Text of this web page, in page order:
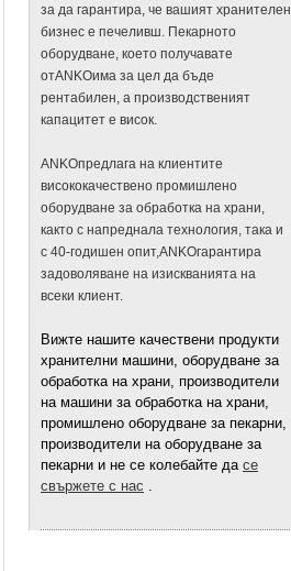
фалафел
Машина и оборудване за
пръчици за хляб с пълнеж
Машина и оборудване за
пълнени бисквитки
Машина и оборудване за топки
Машини и оборудване за
примамки за риба
Машина и оборудване за
Машина и оборудване Flaky
Машина и оборудване за
Машина и оборудване за
Машина и оборудване за
пържени топки за шишчета
Машина и оборудване за
пържени кнедли с праз
Машини и оборудване за
плодови барове
за да гарантира, че вашият хранителен
бизнес е печеливш. Пекарното
оборудване, което получавате
отANKOима за цел да бъде
рентабилен, а производственият
капацитет е висок.
ANKOпредлага на клиентите
висококачествено промишлено
оборудване за обработка на храни,
както с напреднала технология, така и
с 40-годишен опит,ANKOгарантира
задоволяване на изискванията на
всеки клиент.
Вижте нашите качествени продукти
хранителни машини, оборудване за
обработка на храни, производители
на машини за обработка на храни,
промишлено оборудване за пекарни,
производители на оборудване за
пекарни и не се колебайте да се
свържете с нас .